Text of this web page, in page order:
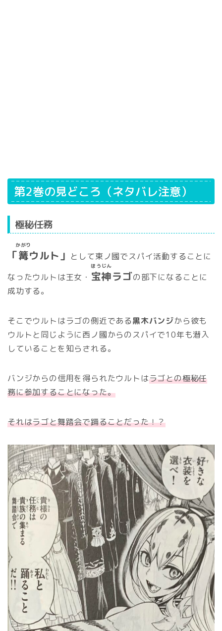
第2巻の見どころ（ネタバレ注意）
極秘任務
「篝
かがり
ウルト」 として東ノ國でスパイ活動することに
なったウルトは王女・ 宝神
ほうじん
ラゴの部下になることに
成功する。
そこでウルトはラゴの側近である黒木バンジから彼も
ウルトと同じように西ノ國からのスパイで10年も潜入
していることを知らされる。
バンジからの信用を得られたウルトはラゴとの極秘任
務に参加することになった。
それはラゴと舞踏会で踊ることだった！？